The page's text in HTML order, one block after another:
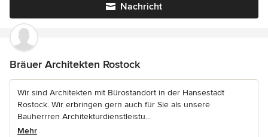
Nachricht
Bräuer Architekten Rostock
Wir sind Architekten mit Bürostandort in der Hansestadt
Rostock. Wir erbringen gern auch für Sie als unsere
Bauherrren Architekturdienstleistu...
Mehr